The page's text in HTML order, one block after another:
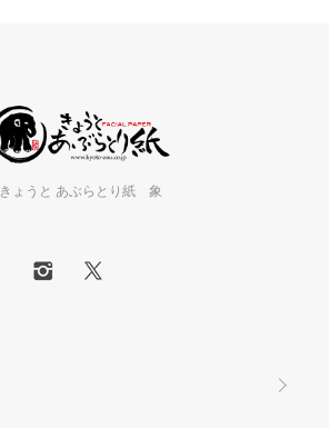
きょうと あぶらとり紙 象